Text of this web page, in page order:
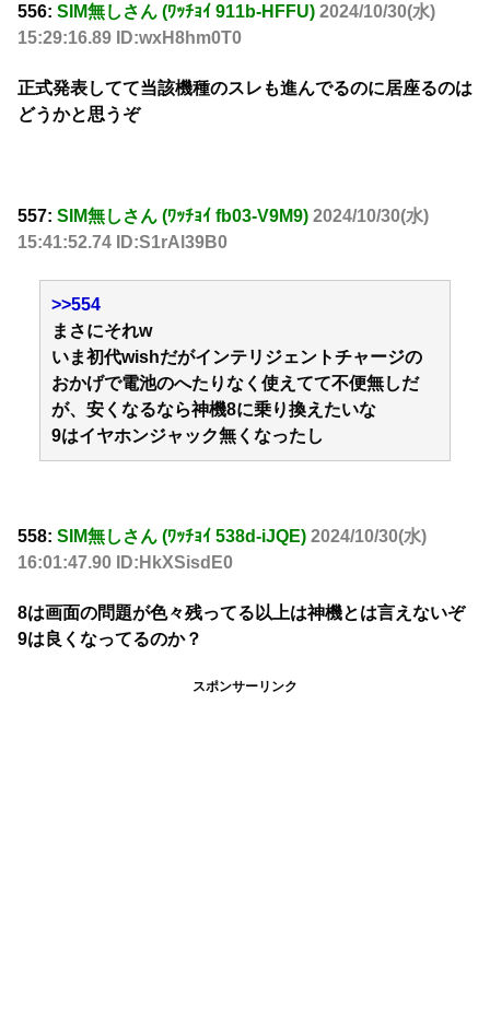
556: SIM無しさん (ﾜｯﾁｮｲ 911b-HFFU) 2024/10/30(水)
15:29:16.89 ID:wxH8hm0T0
正式発表してて当該機種のスレも進んでるのに居座るのは
どうかと思うぞ
557: SIM無しさん (ﾜｯﾁｮｲ fb03-V9M9) 2024/10/30(水)
15:41:52.74 ID:S1rAl39B0
>>554
まさにそれw
いま初代wishだがインテリジェントチャージの
おかげで電池のへたりなく使えてて不便無しだ
が、安くなるなら神機8に乗り換えたいな
9はイヤホンジャック無くなったし
558: SIM無しさん (ﾜｯﾁｮｲ 538d-iJQE) 2024/10/30(水)
16:01:47.90 ID:HkXSisdE0
8は画面の問題が色々残ってる以上は神機とは言えないぞ
9は良くなってるのか？
スポンサーリンク